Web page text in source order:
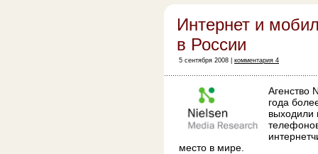
Интернет и
в России
5 сентября 2008 | комментария 4
Агенство
года
место в мире.